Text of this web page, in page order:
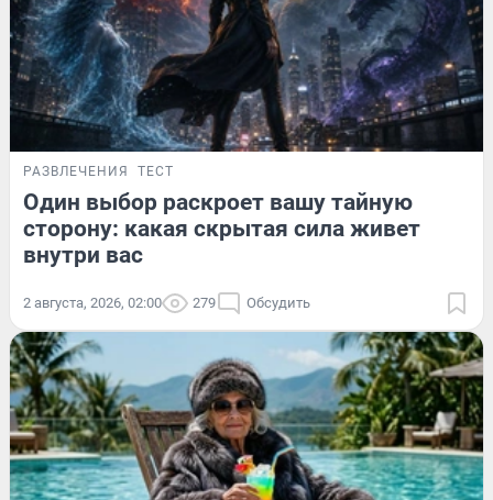
РАЗВЛЕЧЕНИЯ ТЕСТ
Один выбор раскроет вашу тайную
сторону: какая скрытая сила живет
внутри вас
2 августа, 2026, 02:00 279 Обсудить